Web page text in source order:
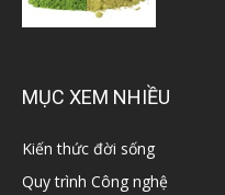
MỤC XEM NHIỀU
Kiến thức đời sống
Quy trình Công nghệ